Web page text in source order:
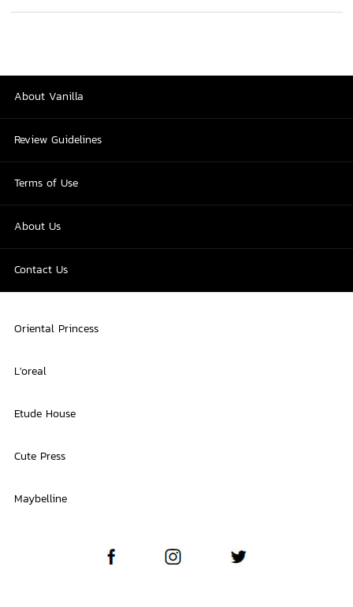
About Vanilla
Review Guidelines
Terms of Use
About Us
Contact Us
Oriental Princess
L'oreal
Etude House
Cute Press
Maybelline